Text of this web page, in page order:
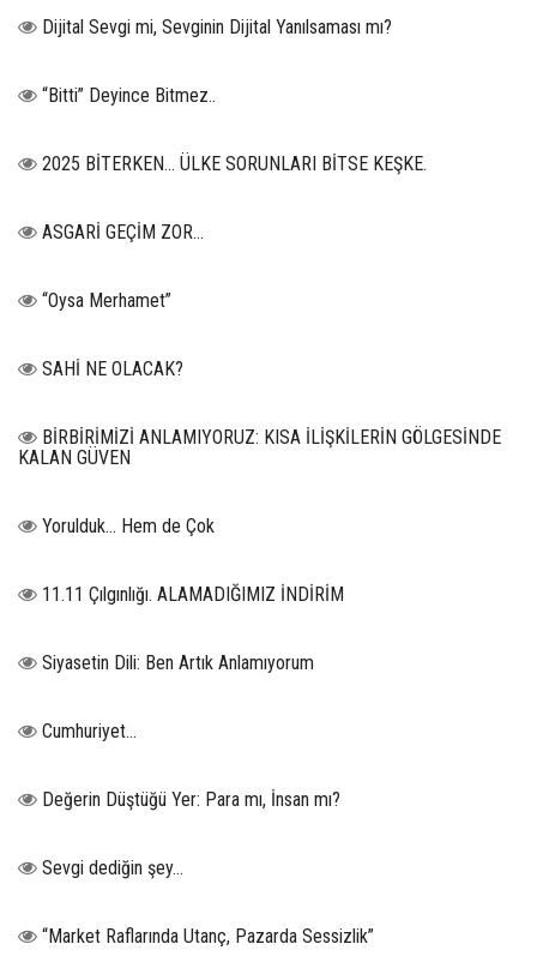
Dijital Sevgi mi, Sevginin Dijital Yanılsaması mı?
“Bitti” Deyince Bitmez..
2025 BİTERKEN… ÜLKE SORUNLARI BİTSE KEŞKE.
ASGARİ GEÇİM ZOR…
“Oysa Merhamet”
SAHİ NE OLACAK?
BİRBİRİMİZİ ANLAMIYORUZ: KISA İLİŞKİLERİN GÖLGESİNDE
KALAN GÜVEN
Yorulduk… Hem de Çok
11.11 Çılgınlığı. ALAMADIĞIMIZ İNDİRİM
Siyasetin Dili: Ben Artık Anlamıyorum
Cumhuriyet…
Değerin Düştüğü Yer: Para mı, İnsan mı?
Sevgi dediğin şey…
“Market Raflarında Utanç, Pazarda Sessizlik”